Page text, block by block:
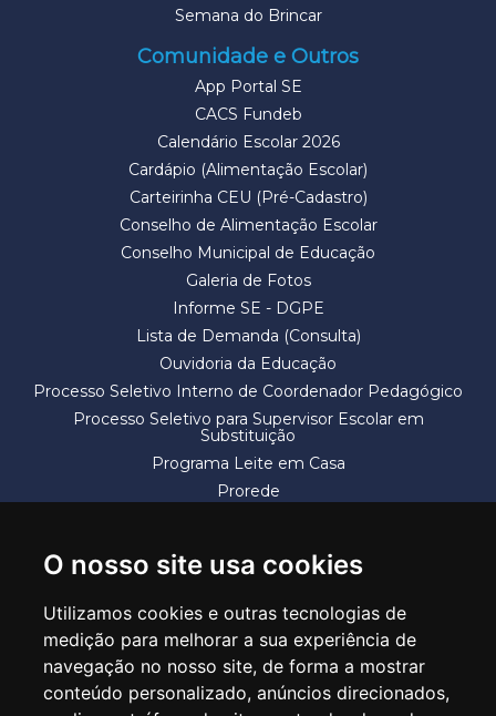
O nosso site usa cookies
Utilizamos cookies e outras tecnologias de
medição para melhorar a sua experiência de
navegação no nosso site, de forma a mostrar
conteúdo personalizado, anúncios direcionados,
Semana do Brincar
Comunidade e Outros
App Portal SE
CACS Fundeb
Calendário Escolar 2026
Cardápio (Alimentação Escolar)
Carteirinha CEU (Pré-Cadastro)
Conselho de Alimentação Escolar
Conselho Municipal de Educação
Galeria de Fotos
Informe SE - DGPE
Lista de Demanda (Consulta)
Ouvidoria da Educação
Processo Seletivo Interno de Coordenador Pedagógico
Processo Seletivo para Supervisor Escolar em
Substituição
Programa Leite em Casa
Prorede
SECRETARIA DE EDUCAÇÃO